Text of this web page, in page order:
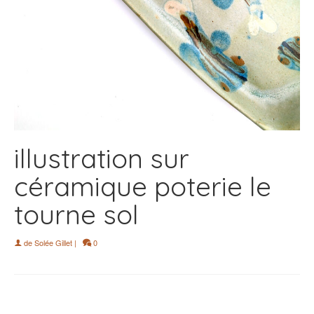
illustration sur
céramique poterie le
tourne sol
deSolée Gillet | 0